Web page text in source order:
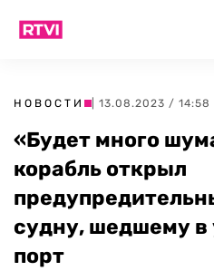
НОВОСТИ | 13.08.2023 / 14:58
«Будет много
корабль открыл
судну, шедшему в
порт